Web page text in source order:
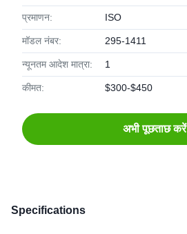
प्रमाणन: ISO
मॉडल नंबर: 295-1411
न्यूनतम आदेश मात्रा: 1
कीमत: $300-$450
अभी पूछताछ करें
Specifications